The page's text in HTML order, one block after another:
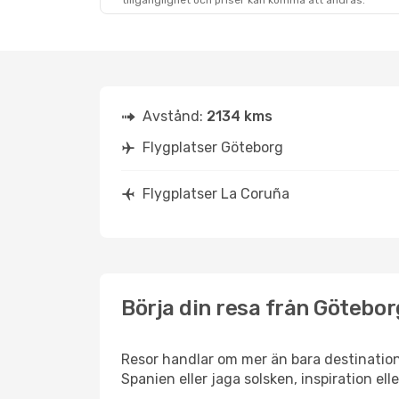
Avstånd: 2134 kms
Flygplatser Göteborg
Flygplatser La Coruña
Börja din resa från
Resor handlar om mer än bara
Spanien eller jaga solsken, inspiration